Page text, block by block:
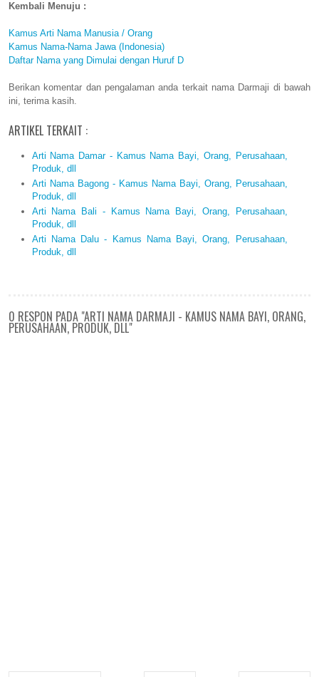
Kembali Menuju :
Kamus Arti Nama Manusia / Orang
Kamus Nama-Nama Jawa (Indonesia)
Daftar Nama yang Dimulai dengan Huruf D
Berikan komentar dan pengalaman anda terkait nama Darmaji di bawah
ini, terima kasih.
ARTIKEL TERKAIT :
Arti Nama Damar - Kamus Nama Bayi, Orang, Perusahaan,
Produk, dll
Arti Nama Bagong - Kamus Nama Bayi, Orang, Perusahaan,
Produk, dll
Arti Nama Bali - Kamus Nama Bayi, Orang, Perusahaan,
Produk, dll
Arti Nama Dalu - Kamus Nama Bayi, Orang, Perusahaan,
Produk, dll
0 RESPON PADA "ARTI NAMA DARMAJI - KAMUS NAMA BAYI, ORANG,
PERUSAHAAN, PRODUK, DLL"